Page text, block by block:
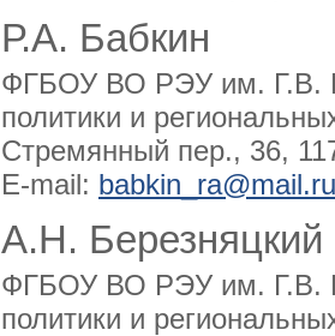
Р.А. Бабкин
ФГБОУ ВО РЭУ им. Г.В.
политики и
Стремянный пер., 36,
E-mail: babkin_ra@mail.ru
А.Н. Березняцкий
ФГБОУ ВО РЭУ им. Г.В.
политики и